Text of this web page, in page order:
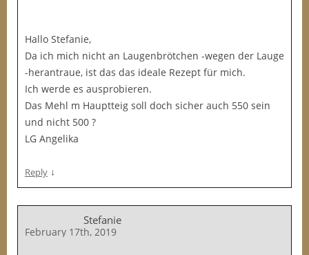
Hallo Stefanie,
Da ich mich nicht an Laugenbrötchen -wegen der Lauge
-herantraue, ist das das ideale Rezept für mich.
Ich werde es ausprobieren.
Das Mehl m Hauptteig soll doch sicher auch 550 sein
und nicht 500 ?
LG Angelika
Reply ↓
Stefanie
February 17th, 2019